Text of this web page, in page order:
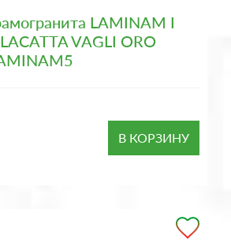
LAMINAM I
VAGLI ORO
В КОРЗИНУ